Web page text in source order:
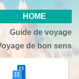
HOME
Guide de voyage
de bon sens